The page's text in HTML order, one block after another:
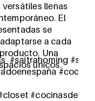
llenas
El
se
a cada
Una
únicos.
#saitrahoming